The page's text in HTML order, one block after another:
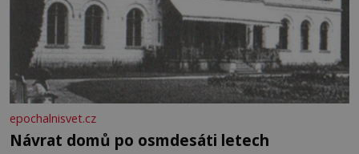
epochalnisvet.cz
Návrat domů po osmdesáti letech